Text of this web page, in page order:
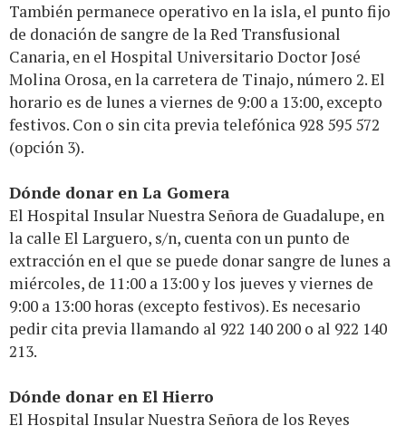
También permanece operativo en la isla, el punto fijo
de donación de sangre de la Red Transfusional
Canaria, en el Hospital Universitario Doctor José
Molina Orosa, en la carretera de Tinajo, número 2. El
horario es de lunes a viernes de 9:00 a 13:00, excepto
festivos. Con o sin cita previa telefónica 928 595 572
(opción 3).
Dónde donar en La Gomera
El Hospital Insular Nuestra Señora de Guadalupe, en
la calle El Larguero, s/n, cuenta con un punto de
extracción en el que se puede donar sangre de lunes a
miércoles, de 11:00 a 13:00 y los jueves y viernes de
9:00 a 13:00 horas (excepto festivos). Es necesario
pedir cita previa llamando al 922 140 200 o al 922 140
213.
Dónde donar en El Hierro
El Hospital Insular Nuestra Señora de los Reyes